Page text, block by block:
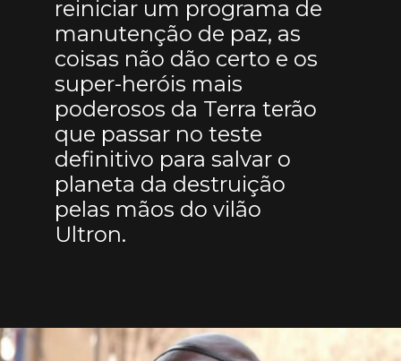
reiniciar um programa de
manutenção de paz, as
coisas não dão certo e os
super-heróis mais
poderosos da Terra terão
que passar no teste
definitivo para salvar o
planeta da destruição
pelas mãos do vilão
Ultron.